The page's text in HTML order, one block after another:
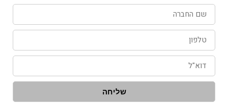
שם
החברה
טלפון
דוא"ל
שליחה